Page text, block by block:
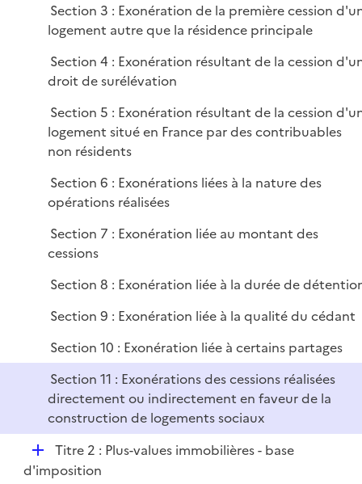
Section 3 : Exonération de la première cession
logement autre que la résidence principale
Section 4 : Exonération résultant de la cession
droit de surélévation
Section 5 : Exonération résultant de la cession
logement situé en France par des contribuables
non résidents
Section 6 : Exonérations liées à la nature des
opérations réalisées
Section 7 : Exonération liée au montant des
cessions
Section 8 : Exonération liée à la durée de
Section 9 : Exonération liée à la qualité du cédant
Section 10 : Exonération liée à certains partages
Section 11 : Exonérations des cessions réalisées
directement ou indirectement en faveur de la
construction de logements sociaux
D
é
Titre 2 : Plus-values immobilières - base
d'imposition